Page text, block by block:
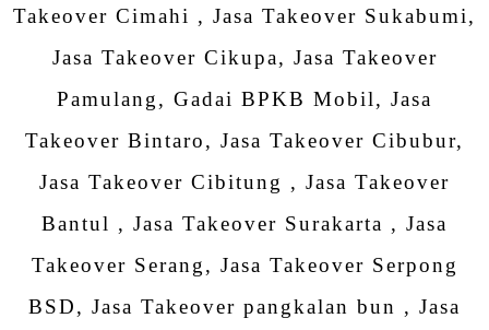
Takeover Cimahi , Jasa Takeover Sukabumi,
Jasa Takeover Cikupa, Jasa Takeover
Pamulang, Gadai BPKB Mobil, Jasa
Takeover Bintaro, Jasa Takeover Cibubur,
Jasa Takeover Cibitung , Jasa Takeover
Bantul , Jasa Takeover Surakarta , Jasa
Takeover Serang, Jasa Takeover Serpong
BSD, Jasa Takeover pangkalan bun , Jasa